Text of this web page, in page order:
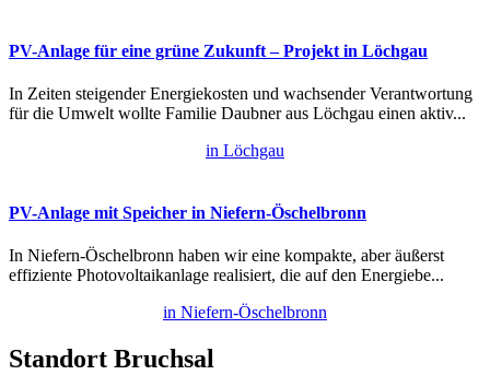
PV-Anlage für eine grüne Zukunft – Projekt in Löchgau
In Zeiten steigender Energiekosten und wachsender Verantwortung
für die Umwelt wollte Familie Daubner aus Löchgau einen aktiv...
in Löchgau
PV-Anlage mit Speicher in Niefern-Öschelbronn
In Niefern-Öschelbronn haben wir eine kompakte, aber äußerst
effiziente Photovoltaikanlage realisiert, die auf den Energiebe...
in Niefern-Öschelbronn
Standort Bruchsal